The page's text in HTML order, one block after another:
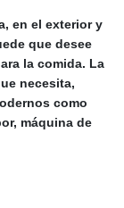
en el exterior y
que desee
la comida. La
necesita,
como
máquina de